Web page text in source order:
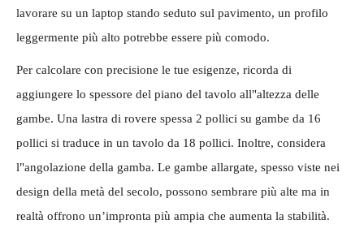
lavorare su un laptop stando seduto sul pavimento, un profilo
leggermente più alto potrebbe essere più comodo.
Per calcolare con precisione le tue esigenze, ricorda di
aggiungere lo spessore del piano del tavolo all"altezza delle
gambe. Una lastra di rovere spessa 2 pollici su gambe da 16
pollici si traduce in un tavolo da 18 pollici. Inoltre, considera
l"angolazione della gamba. Le gambe allargate, spesso viste nei
design della metà del secolo, possono sembrare più alte ma in
realtà offrono un’impronta più ampia che aumenta la stabilità.